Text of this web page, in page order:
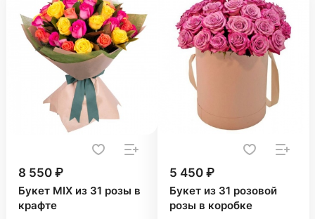
8 550 ₽
Букет MIX из 31 розы в
крафте
5 450 ₽
Букет из 31 розовой
розы в коробке